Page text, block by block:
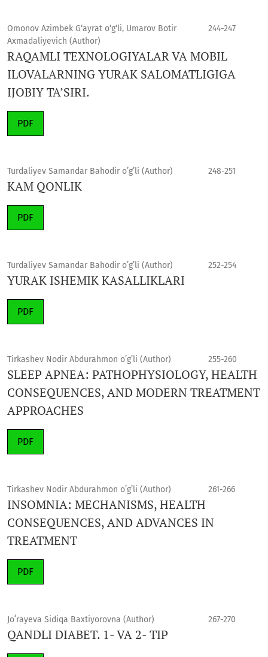
Omonov Azimbek G‘ayrat o‘g‘li, Umarov Botir
Axmadaliyevich (Author)
244-247
RAQAMLI TEXNOLOGIYALAR VA MOBIL
ILOVALARNING YURAK SALOMATLIGIGA
IJOBIY TA’SIRI.
PDF
Turdaliyev Samandar Bahodir o’g’li (Author) 248-251
KAM QONLIK
PDF
Turdaliyev Samandar Bahodir o’g’li (Author) 252-254
YURAK ISHEMIK KASALLIKLARI
PDF
Tirkashev Nodir Abdurahmon o’g’li (Author) 255-260
SLEEP APNEA: PATHOPHYSIOLOGY, HEALTH
CONSEQUENCES, AND MODERN TREATMENT
APPROACHES
PDF
Tirkashev Nodir Abdurahmon o’g’li (Author) 261-266
INSOMNIA: MECHANISMS, HEALTH
CONSEQUENCES, AND ADVANCES IN
TREATMENT
PDF
Joʻrayeva Sidiqa Baxtiyorovna (Author) 267-270
QANDLI DIABET. 1- VA 2- TIP